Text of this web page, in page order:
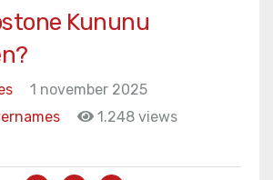
Kununu
1 november 2025
1.248 views